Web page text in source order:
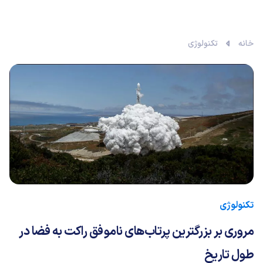
خانه تکنولوژی
تکنولوژی
مروری بر بزرگترین پرتاب‌های ناموفق راکت به فضا در
طول تاریخ